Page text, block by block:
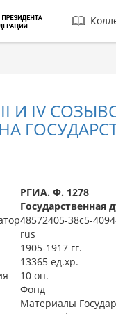
И IV
РГИА. Ф. 1278
Государственная
48572405-38c5-
rus
1905-1917 гг.
13365 ед.хр.
10 оп.
Фонд
Материалы